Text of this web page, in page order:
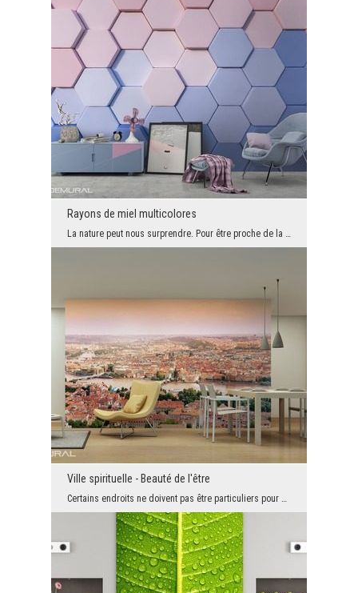
Rayons de miel multicolores
La nature peut nous surprendre. Pour être proche de la nature choisis le motif particulièrement m...
Ville spirituelle - Beauté de l'être
Certains endroits ne doivent pas être particuliers pour être beaux, il suffit qu'ils existent tou...